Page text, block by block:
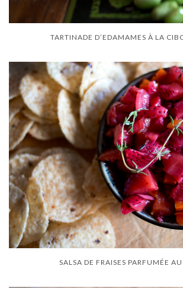
TARTINADE D’EDAMAMES À LA
SALSA DE FRAISES PARFUMÉE